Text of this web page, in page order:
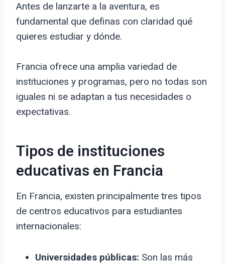
Antes de lanzarte a la aventura, es
fundamental que definas con claridad qué
quieres estudiar y dónde.
Francia ofrece una amplia variedad de
instituciones y programas, pero no todas son
iguales ni se adaptan a tus necesidades o
expectativas.
Tipos de instituciones
educativas en Francia
En Francia, existen principalmente tres tipos
de centros educativos para estudiantes
internacionales:
Universidades públicas: Son las más